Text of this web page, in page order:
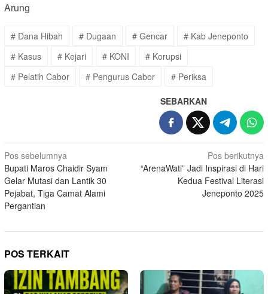
Arung
# Dana Hibah # Dugaan # Gencar
# Kab Jeneponto
# Kasus
# Kejari # KONI
# Korupsi
# Pelatih Cabor
# Pengurus Cabor # Periksa
SEBARKAN
Navigasi
pos
Pos sebelumnya
Bupati Maros Chaidir Syam
Gelar Mutasi dan Lantik 30
Pejabat, Tiga Camat Alami
Pergantian
Pos berikutnya
“ArenaWati” Jadi Inspirasi di Hari
Kedua Festival Literasi
Jeneponto 2025
POS TERKAIT